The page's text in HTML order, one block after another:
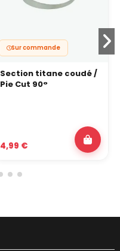
Sur commande
Section titane coudé /
Pie Cut 90°
4,99 €